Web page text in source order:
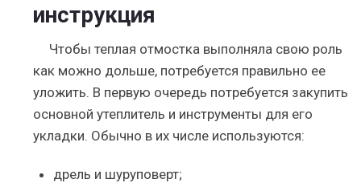
инструкция
Чтобы теплая отмостка выполняла свою роль
как можно дольше, потребуется правильно ее
уложить. В первую очередь потребуется закупить
основной утеплитель и инструменты для его
укладки. Обычно в их числе используются:
дрель и шуруповерт;